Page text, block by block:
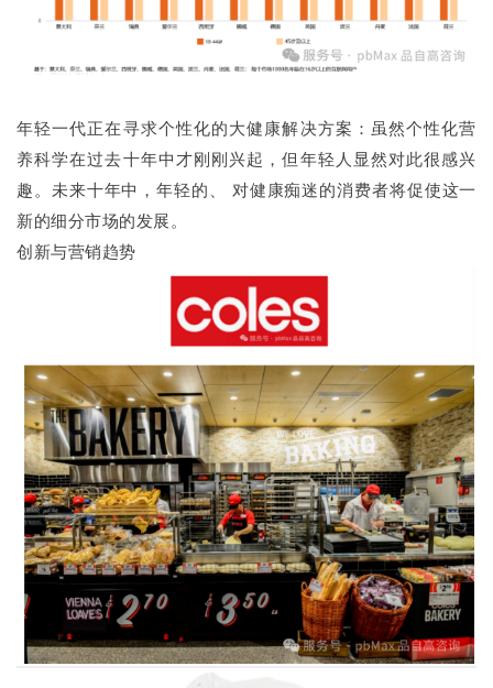
年轻一代正在寻求个性化的大健康解决方案：虽然个性化营
养科学在过去十年中才刚刚兴起，但年轻人显然对此很感兴
趣。未来十年中，年轻的、 对健康痴迷的消费者将促使这一
新的细分市场的发展。
创新与营销趋势